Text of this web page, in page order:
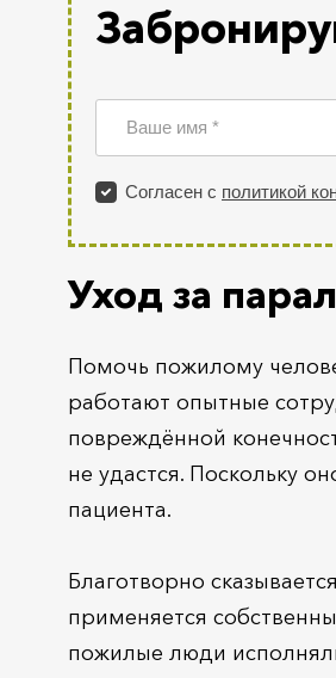
Уход за
Помочь пожилому
работают опытные
повреждённой
не удастся. Поскольку
пациента.
Благотворно
применяется
пожилые люди